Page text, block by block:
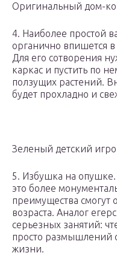
Оригинальный дом-
4. Наиболее простой
органично впишется
Для его сотворения
каркас и пустить по
ползущих растений.
будет прохладно и
Зеленый детский
5. Избушка на
это более
преимущества
возраста. Аналог
серьезных занятий:
просто размышлений о
жизни.